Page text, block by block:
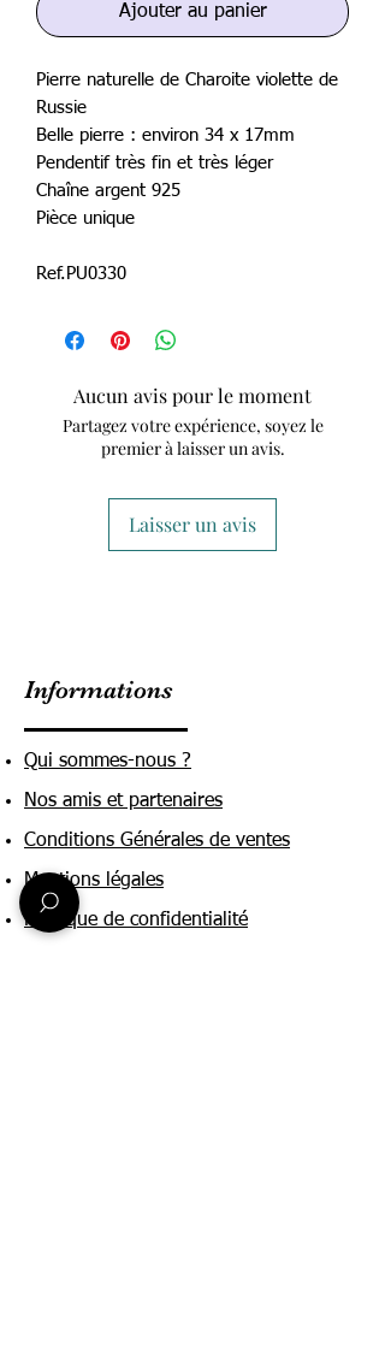
Ajouter au panier
Pierre naturelle de Charoite violette de
Russie
Belle pierre : environ 34 x 17mm
Pendentif très fin et très léger
Chaîne argent 925
Pièce unique
Ref.PU0330
Aucun avis pour le moment
Partagez votre expérience, soyez le
premier à laisser un avis.
Laisser un avis
Informations
Qui sommes-nous ?
Nos amis et partenaires
Conditions Générales de ventes
Mentions légales
Politique de confidentialité